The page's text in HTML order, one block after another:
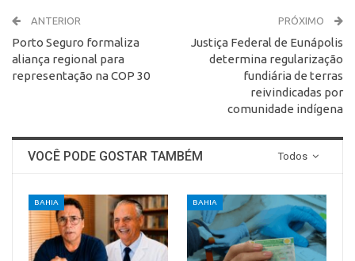
ANTERIOR
Porto Seguro formaliza
aliança regional para
representação na COP 30
PRÓXIMO
Justiça Federal de Eunápolis
determina regularização
fundiária de terras
reivindicadas por
comunidade indígena
Todos
VOCÊ PODE GOSTAR TAMBÉM
BAHIA BAHIA